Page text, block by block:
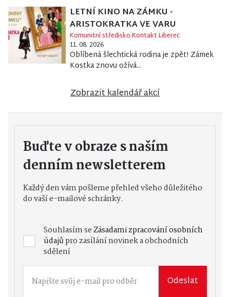
LETNÍ KINO NA ZÁMKU -
ARISTOKRATKA VE VARU
Komunitní středisko Kontakt Liberec
11. 08. 2026
Oblíbená šlechtická rodina je zpět! Zámek
Kostka znovu ožívá...
Zobrazit kalendář akcí
Buďte v obraze s naším
denním newsletterem
Každý den vám pošleme přehled všeho důležitého
do vaší e-mailové schránky.
Souhlasím seZásadami zpracování osobních
údajůpro zasílání novinek a obchodních
sdělení
Odeslat